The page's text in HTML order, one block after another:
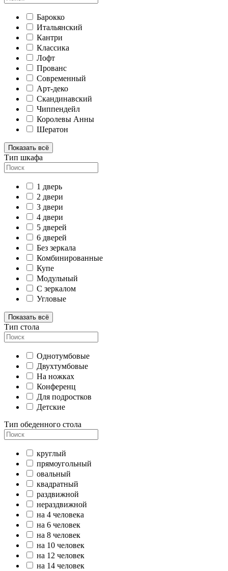
Барокко
Итальянский
Кантри
Классика
Лофт
Прованс
Современный
Арт-деко
Скандинавский
Чиппендейл
Королевы Анны
Шератон
Показать всё
Тип шкафа
1 дверь
2 двери
3 двери
4 двери
5 дверей
6 дверей
Без зеркала
Комбинированные
Купе
Модульный
С зеркалом
Угловые
Показать всё
Тип стола
Однотумбовые
Двухтумбовые
На ножках
Конференц
Для подростков
Детские
Тип обеденного стола
круглый
прямоугольный
овальный
квадратный
раздвижной
нераздвижной
на 4 человека
на 6 человек
на 8 человек
на 10 человек
на 12 человек
на 14 человек